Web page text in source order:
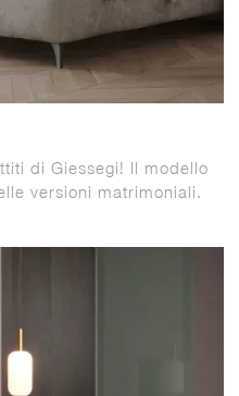
di Giessegi! Il modello
versioni matrimoniali.